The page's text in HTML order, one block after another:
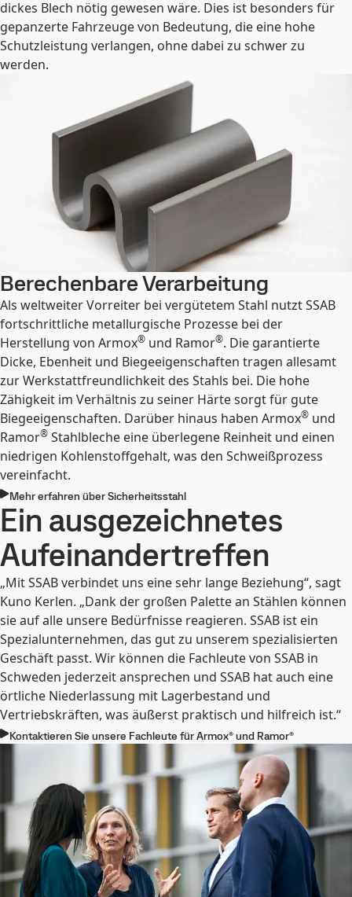
dickes Blech nötig gewesen wäre. Dies ist besonders für
gepanzerte Fahrzeuge von Bedeutung, die eine hohe
Schutzleistung verlangen, ohne dabei zu schwer zu
werden.
Berechenbare Verarbeitung
Als weltweiter Vorreiter bei vergütetem Stahl nutzt SSAB
fortschrittliche metallurgische Prozesse bei der
Herstellung von Armox® und Ramor®. Die garantierte
Dicke, Ebenheit und Biegeeigenschaften tragen allesamt
zur Werkstattfreundlichkeit des Stahls bei. Die hohe
Zähigkeit im Verhältnis zu seiner Härte sorgt für gute
Biegeeigenschaften. Darüber hinaus haben Armox® und
Ramor® Stahlbleche eine überlegene Reinheit und einen
niedrigen Kohlenstoffgehalt, was den Schweißprozess
vereinfacht.
Mehr erfahren über Sicherheitsstahl
Ein ausgezeichnetes
Aufeinandertreffen
„Mit SSAB verbindet uns eine sehr lange Beziehung“, sagt
Kuno Kerlen. „Dank der großen Palette an Stählen können
sie auf alle unsere Bedürfnisse reagieren. SSAB ist ein
Spezialunternehmen, das gut zu unserem spezialisierten
Geschäft passt. Wir können die Fachleute von SSAB in
Schweden jederzeit ansprechen und SSAB hat auch eine
örtliche Niederlassung mit Lagerbestand und
Vertriebskräften, was äußerst praktisch und hilfreich ist.“
Kontaktieren Sie unsere Fachleute für Armox® und Ramor®